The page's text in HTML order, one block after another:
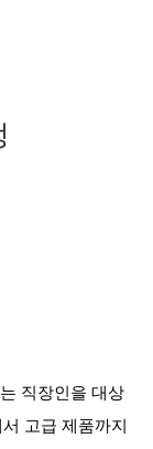
직장인을 대상
고급 제품까지